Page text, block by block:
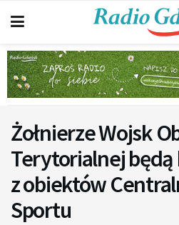
Żołnierze Wojsk
Terytorialnej będą
z obiektów
Sportu